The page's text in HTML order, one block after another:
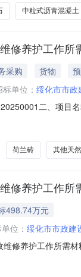
中粒式沥青混凝土
修养护工作所
采购 货物
标单位： 绥化市市政
二、项目
类（绥化市北林区
荷兰砖 其他天
修养护工作
498.74万元
位： 绥化市市政建
修养护工作所需
联系方式：